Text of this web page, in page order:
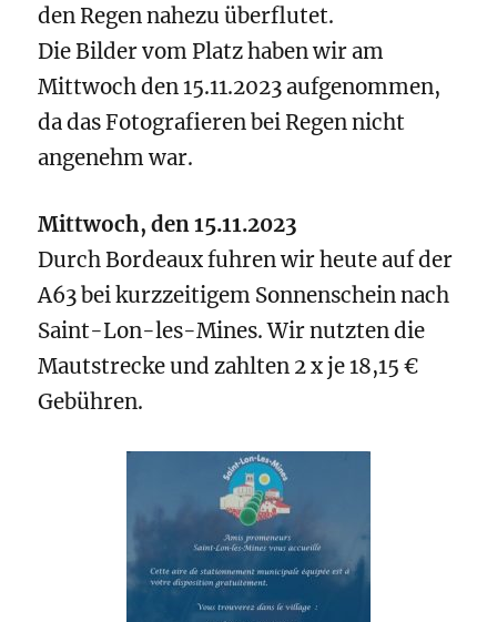
den Regen nahezu überflutet.
Die Bilder vom Platz haben wir am
Mittwoch den 15.11.2023 aufgenommen,
da das Fotografieren bei Regen nicht
angenehm war.
Mittwoch, den 15.11.2023
Durch Bordeaux fuhren wir heute auf der
A63 bei kurzzeitigem Sonnenschein nach
Saint-Lon-les-Mines. Wir nutzten die
Mautstrecke und zahlten 2 x je 18,15 €
Gebühren.